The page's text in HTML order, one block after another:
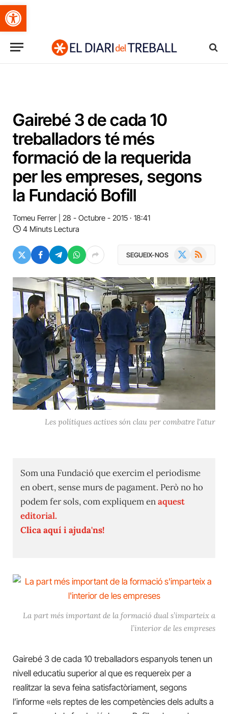
Obre la barra d'eines
Gairebé 3 de cada 10
treballadors té més
formació de la requerida
per les empreses, segons
la Fundació Bofill
Tomeu Ferrer
28 - Octubre - 2015 · 18:41
4 Minuts Lectura
SEGUEIX-NOS RSS
Les polítiques actives són clau per combatre l'atur
Som una Fundació que exercim el periodisme
en obert, sense murs de pagament. Però no ho
podem fer sols, com expliquem enaquest
editorial.
Clica aquí i ajuda'ns!
La part més important de la formació dual s’imparteix a
l’interior de les empreses
Gairebé 3 de cada 10 treballadors espanyols tenen un
nivell educatiu superior al que es requereix per a
realitzar la seva feina satisfactòriament, segons
l’informe «els reptes de les competències dels adults a